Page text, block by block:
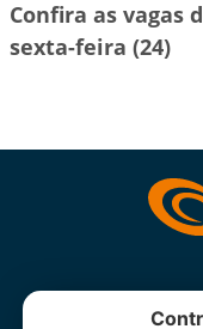
Confira as vagas
sexta-feira (24)